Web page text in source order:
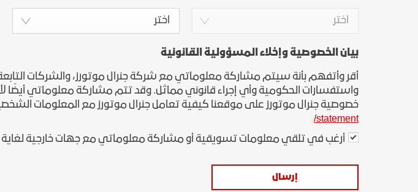
اختر اختر
بيان الخصوصية وإخلاء المسؤولية القانونية
أقر وأتفهم بأنة سيتم مشاركة معلوماتي مع شركة جنرال موتورز، والشركات التابعة
واستفسارات الحكومية وأي إجراء قانوني مماثل. وقد تتم مشاركة معلوماتي أيضًا
خصوصية جنرال موتورز على موقعنا كيفية تعامل جنرال موتورز مع المعلومات
statement/
أرغب في تلقي معلومات تسويقية أو مشاركة معلوماتي مع جهات خارجية
إرسال